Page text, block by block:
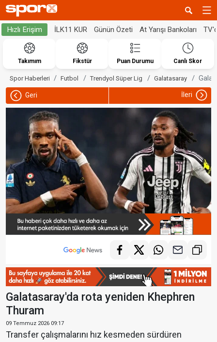
Hızlı Erişim İLK11 KUR Günün Özeti At Yarışı Bankoları
Takımım Fikstür Puan Durumu Canlı Skor
Spor Haberleri Futbol Trendyol Süper Lig Galatasaray
Geri İleri
Galatasaray'da rota yeniden Khephren
Thuram
09 Temmuz 2026 09:17
Transfer çalışmalarını hız kesmeden sürdüren